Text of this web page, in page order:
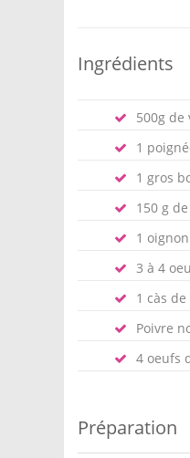
Ingrédients
500g
1
1 gros
150 g
1 oignon
3 à 4
1 càs
Poivre
4 oeufs
Préparation